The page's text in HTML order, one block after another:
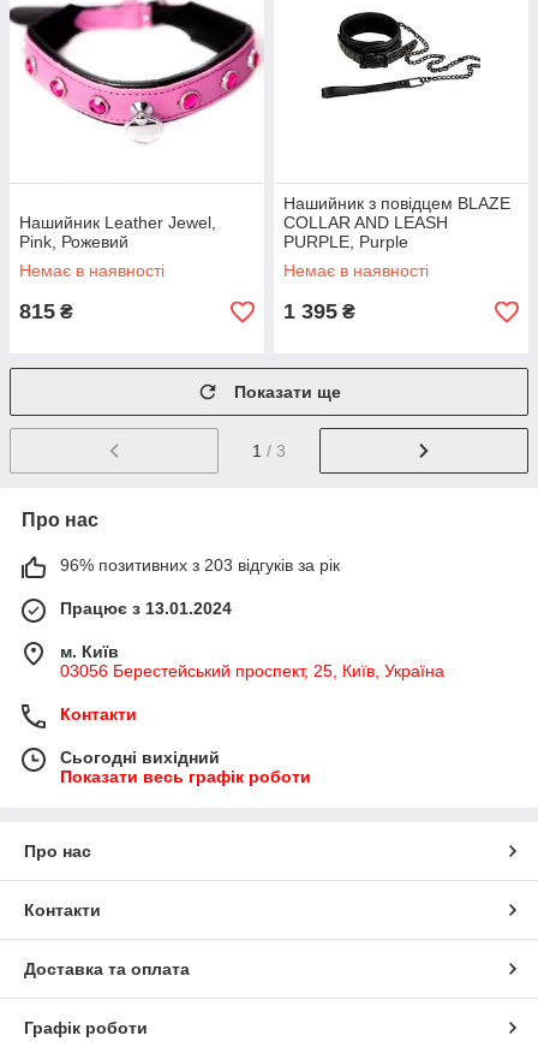
Нашийник Leather Jewel,
Pink, Рожевий
Немає в наявності
815 ₴
Нашийник з повідцем BLAZE
COLLAR AND LEASH
PURPLE, Purple
Немає в наявності
1 395 ₴
Показати ще
1 / 3
Про нас
96% позитивних з 203 відгуків за рік
Працює з 13.01.2024
м. Київ
03056 Берестейський проспект, 25, Київ, Україна
Контакти
Сьогодні вихідний
Показати весь графік роботи
Про нас
Контакти
Доставка та оплата
Графік роботи